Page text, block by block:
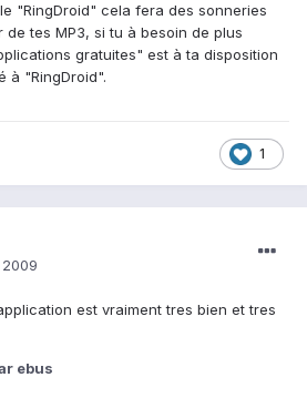
"RingDroid" cela fera des sonneries
de tes MP3, si tu à besoin de plus
gratuites" est à ta disposition
à "RingDroid".
1
est vraiment tres bien et tres
ebus